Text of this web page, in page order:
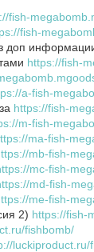
fish-
fish-
доп
https://fish-
a-fish-
https://fish-
m-fish-
ma-fish-
mb-fish-
mc-fish-
md-fish-
me-fish-
2) https://fish-
fishbomb/
luckiproduct.ru/